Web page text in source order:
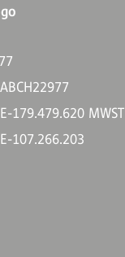
179.479.620 MWST
107.266.203